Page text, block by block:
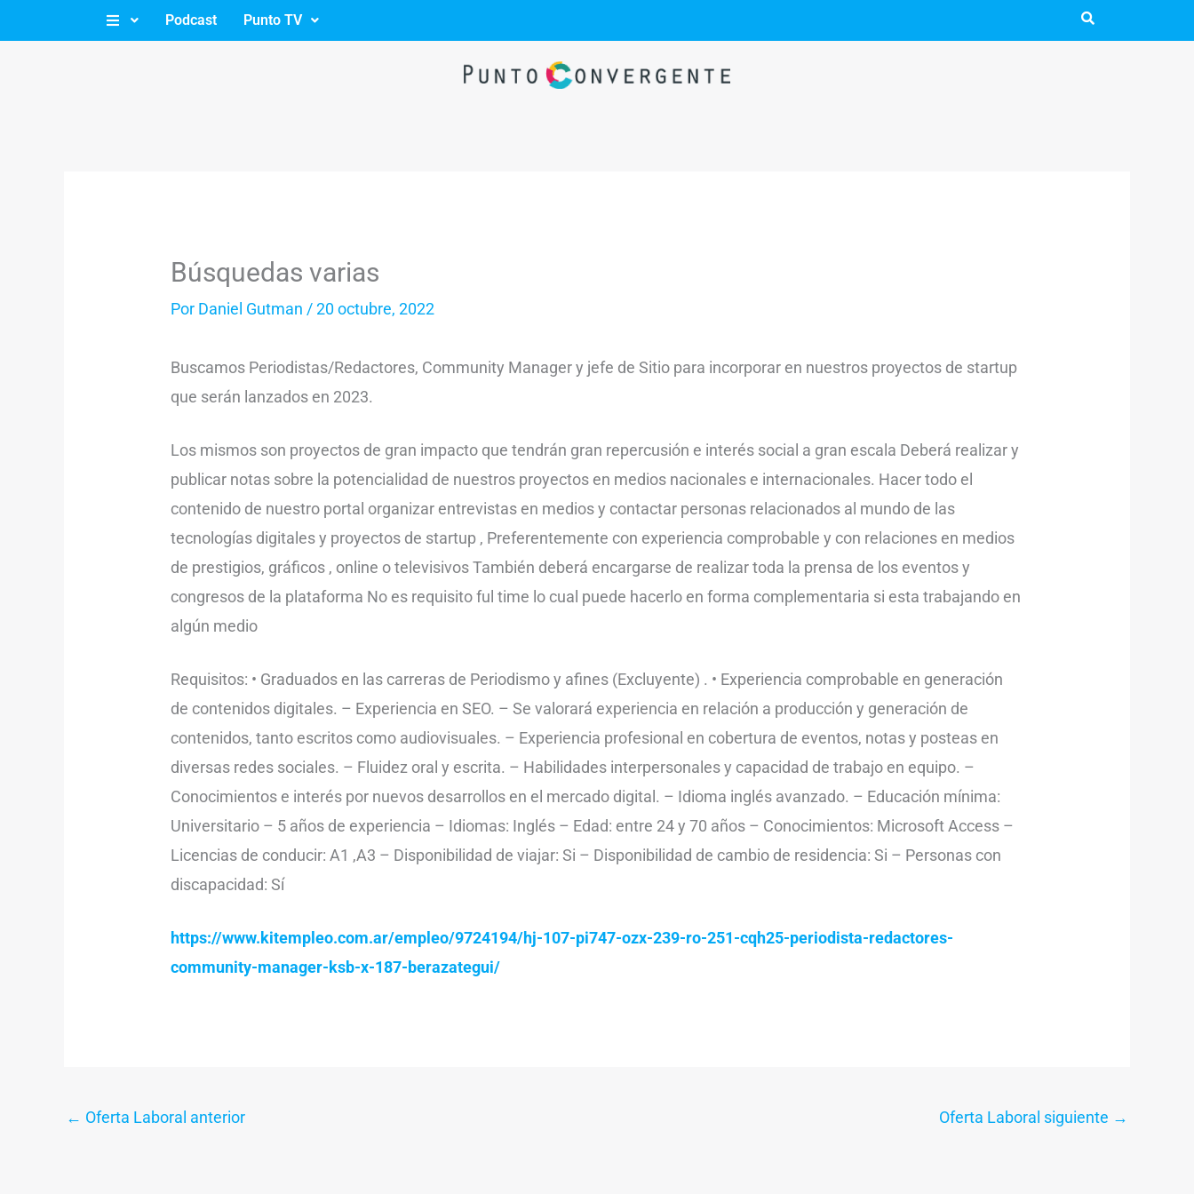
al
Podcast Punto TV
Búsquedas varias
Por Daniel Gutman /20 octubre, 2022
Buscamos Periodistas/Redactores, Community Manager y jefe de Sitio para incorporar en nuestros proyectos de startup
que serán lanzados en 2023.
Los mismos son proyectos de gran impacto que tendrán gran repercusión e interés social a gran escala Deberá realizar y
publicar notas sobre la potencialidad de nuestros proyectos en medios nacionales e internacionales. Hacer todo el
contenido de nuestro portal organizar entrevistas en medios y contactar personas relacionados al mundo de las
tecnologías digitales y proyectos de startup , Preferentemente con experiencia comprobable y con relaciones en medios
de prestigios, gráficos , online o televisivos También deberá encargarse de realizar toda la prensa de los eventos y
congresos de la plataforma No es requisito ful time lo cual puede hacerlo en forma complementaria si esta trabajando en
algún medio
Requisitos: • Graduados en las carreras de Periodismo y afines (Excluyente) . • Experiencia comprobable en generación
de contenidos digitales. – Experiencia en SEO. – Se valorará experiencia en relación a producción y generación de
contenidos, tanto escritos como audiovisuales. – Experiencia profesional en cobertura de eventos, notas y posteas en
diversas redes sociales. – Fluidez oral y escrita. – Habilidades interpersonales y capacidad de trabajo en equipo. –
Conocimientos e interés por nuevos desarrollos en el mercado digital. – Idioma inglés avanzado. – Educación mínima:
Universitario – 5 años de experiencia – Idiomas: Inglés – Edad: entre 24 y 70 años – Conocimientos: Microsoft Access –
Licencias de conducir: A1 ,A3 – Disponibilidad de viajar: Si – Disponibilidad de cambio de residencia: Si – Personas con
discapacidad: Sí
https://www.kitempleo.com.ar/empleo/9724194/hj-107-pi747-ozx-239-ro-251-cqh25-periodista-redactores-
community-manager-ksb-x-187-berazategui/
← Oferta Laboral anterior Oferta Laboral siguiente →